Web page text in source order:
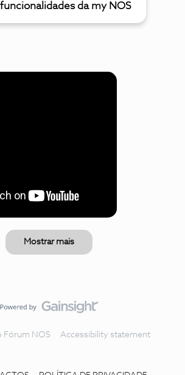
funcionalidades da my NOS
Mostrar mais
Fórum NOS Accessibility statement